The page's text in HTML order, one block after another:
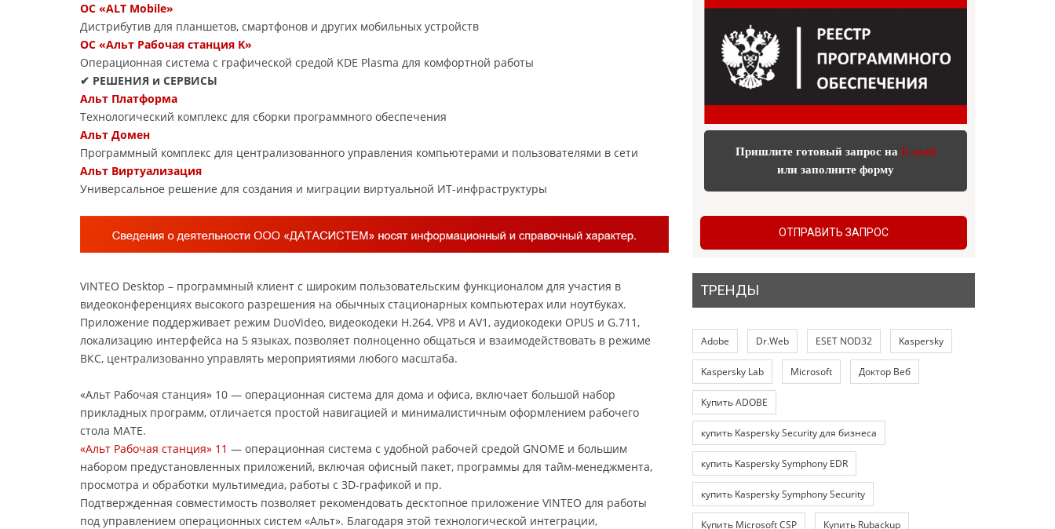
ОС «ALT Mobile»
Дистрибутив для планшетов, смартфонов и других мобильных устройств
ОС «Альт Рабочая станция K»
Операционная система с графической средой KDE Plasma для комфортной работы
✔ РЕШЕНИЯ и СЕРВИСЫ
Альт Платформа
Технологический комплекс для сборки программного обеспечения
Альт Домен
Программный комплекс для централизованного управления компьютерами и пользователями в сети
Альт Виртуализация
Универсальное решение для создания и миграции виртуальной ИТ-инфраструктуры
VINTEO Desktop – программный клиент с широким пользовательским функционалом для участия в
видеоконференциях высокого разрешения на обычных стационарных компьютерах или ноутбуках.
Приложение поддерживает режим DuoVideo, видеокодеки H.264, VP8 и AV1, аудиокодеки OPUS и G.711,
локализацию интерфейса на 5 языках, позволяет полноценно общаться и взаимодействовать в режиме
ВКС, централизованно управлять мероприятиями любого масштаба.
«Альт Рабочая станция» 10 — операционная система для дома и офиса, включает большой набор
прикладных программ, отличается простой навигацией и минималистичным оформлением рабочего
стола MATE.
«Альт Рабочая станция» 11 — операционная система с удобной рабочей средой GNOME и большим
набором предустановленных приложений, включая офисный пакет, программы для тайм-менеджмента,
просмотра и обработки мультимедиа, работы с 3D-графикой и пр.
Подтвержденная совместимость позволяет рекомендовать десктопное приложение VINTEO для работы
под управлением операционных систем «Альт». Благодаря этой технологической интеграции,
Пришлите готовый запрос на E-mail
или заполните форму
ОТПРАВИТЬ ЗАПРОС
ТРЕНДЫ
Adobe Dr.Web ESET NOD32 Kaspersky
Kaspersky Lab Microsoft Доктор Веб
Купить ADOBE
купить Kaspersky Security для бизнеса
купить Kaspersky Symphony EDR
купить Kaspersky Symphony Security
Купить Microsoft CSP Купить Rubackup